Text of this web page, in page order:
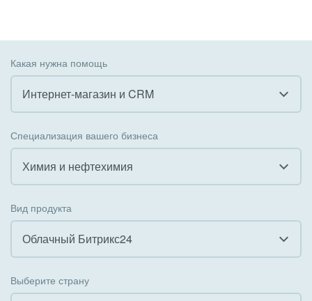
Какая нужна помощь
Интернет-магазин и CRM
Внедрение КЭДО
Интеграция с 1С
Организация задач и проектов
Внедрение Бизнес-процессов
Специализация вашего бизнеса
Химия и нефтехимия
Государственные организации
Коммунальные услуги, ЖКХ
Вид продукта
Облачный Битрикс24
Выберите страну